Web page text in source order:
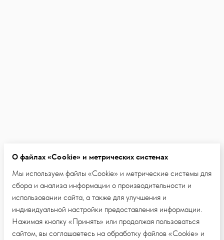
О файлах «Cookie» и метрических системах
Мы используем файлы «Cookie» и метрические системы для
сбора и анализа информации о производительности и
использовании сайта, а также для улучшения и
индивидуальной настройки предоставления информации.
Нажимая кнопку «Принять» или продолжая пользоваться
сайтом, вы соглашаетесь на обработку файлов «Cookie» и